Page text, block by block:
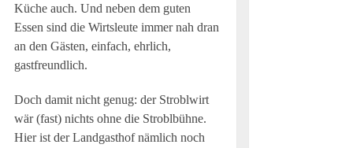
Küche auch. Und neben dem guten
Essen sind die Wirtsleute immer nah dran
an den Gästen, einfach, ehrlich,
gastfreundlich.
Doch damit nicht genug: der Stroblwirt
wär (fast) nichts ohne die Stroblbühne.
Hier ist der Landgasthof nämlich noch